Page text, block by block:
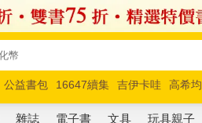
公益書包 16647續集 吉伊卡哇 高希均
馬斯克 玩具總動員5 超慢跑
雜誌 電子書 文具 玩具親子